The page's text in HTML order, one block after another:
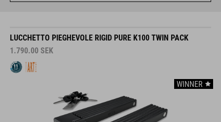
LUCCHETTO PIEGHEVOLE RIGID PURE K100 TWIN PACK
1.790.00 SEK
WINNER